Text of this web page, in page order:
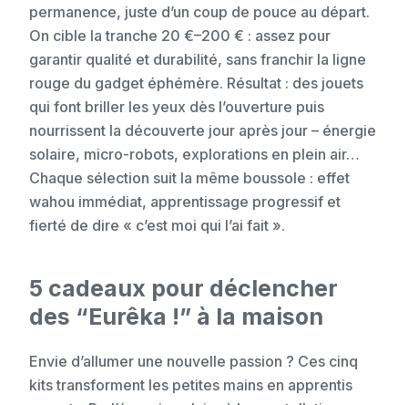
permanence, juste d’un coup de pouce au départ.
On cible la tranche 20 €–200 € : assez pour
garantir qualité et durabilité, sans franchir la ligne
rouge du gadget éphémère. Résultat : des jouets
qui font briller les yeux dès l’ouverture puis
nourrissent la découverte jour après jour – énergie
solaire, micro-robots, explorations en plein air…
Chaque sélection suit la même boussole : effet
wahou immédiat, apprentissage progressif et
fierté de dire « c’est moi qui l’ai fait ».
5 cadeaux pour déclencher
des “Eurêka !” à la maison
Envie d’allumer une nouvelle passion ? Ces cinq
kits transforment les petites mains en apprentis